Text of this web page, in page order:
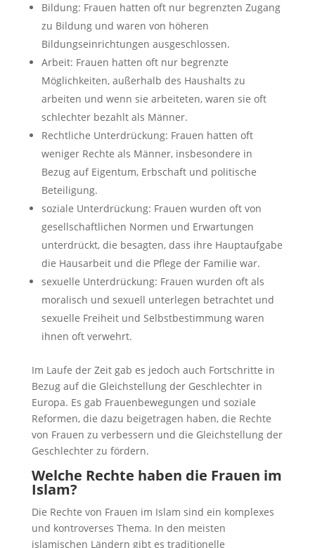
Bildung: Frauen hatten oft nur begrenzten Zugang
zu Bildung und waren von höheren
Bildungseinrichtungen ausgeschlossen.
Arbeit: Frauen hatten oft nur begrenzte
Möglichkeiten, außerhalb des Haushalts zu
arbeiten und wenn sie arbeiteten, waren sie oft
schlechter bezahlt als Männer.
Rechtliche Unterdrückung: Frauen hatten oft
weniger Rechte als Männer, insbesondere in
Bezug auf Eigentum, Erbschaft und politische
Beteiligung.
soziale Unterdrückung: Frauen wurden oft von
gesellschaftlichen Normen und Erwartungen
unterdrückt, die besagten, dass ihre Hauptaufgabe
die Hausarbeit und die Pflege der Familie war.
sexuelle Unterdrückung: Frauen wurden oft als
moralisch und sexuell unterlegen betrachtet und
sexuelle Freiheit und Selbstbestimmung waren
ihnen oft verwehrt.
Im Laufe der Zeit gab es jedoch auch Fortschritte in
Bezug auf die Gleichstellung der Geschlechter in
Europa. Es gab Frauenbewegungen und soziale
Reformen, die dazu beigetragen haben, die Rechte
von Frauen zu verbessern und die Gleichstellung der
Geschlechter zu fördern.
Welche Rechte haben die Frauen im
Islam?
Die Rechte von Frauen im Islam sind ein komplexes
und kontroverses Thema. In den meisten
islamischen Ländern gibt es traditionelle